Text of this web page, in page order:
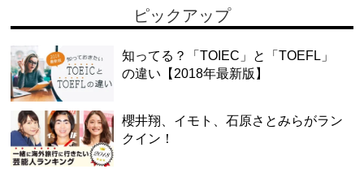
ピックアップ
知ってる？「TOIEC」と「TOEFL」
の違い【2018年最新版】
櫻井翔、イモト、石原さとみらがラン
クイン！